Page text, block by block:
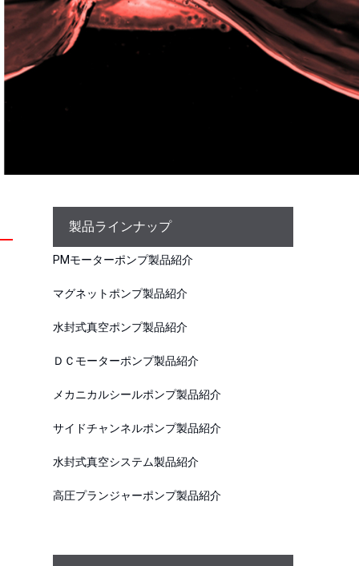
製品ラインナップ
PMモーターポンプ製品紹介
マグネットポンプ製品紹介
水封式真空ポンプ製品紹介
ＤＣモーターポンプ製品紹介
メカニカルシールポンプ製品紹介
サイドチャンネルポンプ製品紹介
水封式真空システム製品紹介
高圧プランジャーポンプ製品紹介